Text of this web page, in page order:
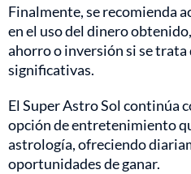
Finalmente, se recomienda
en el uso del dinero
ahorro o inversión si se trata
significativas.
El Super Astro Sol continúa
opción de entretenimiento
astrología, ofreciendo
oportunidades de ganar.